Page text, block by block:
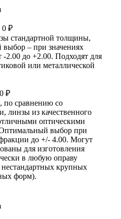
0 ₽
стандартной толщины,
– при значениях
-2.00 до +2.00. Подходят для
или металлической
0 ₽
по сравнению со
линзы из качественного
оптическими
выбор при
до +/- 4.00. Могут
для изготовления
в любую оправу
крупных
форм).